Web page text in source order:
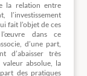
la relation entre
l’investissement
fait l’objet de ces
dans ce
d’une part,
d’abaisser très
absolue, la
des pratiques